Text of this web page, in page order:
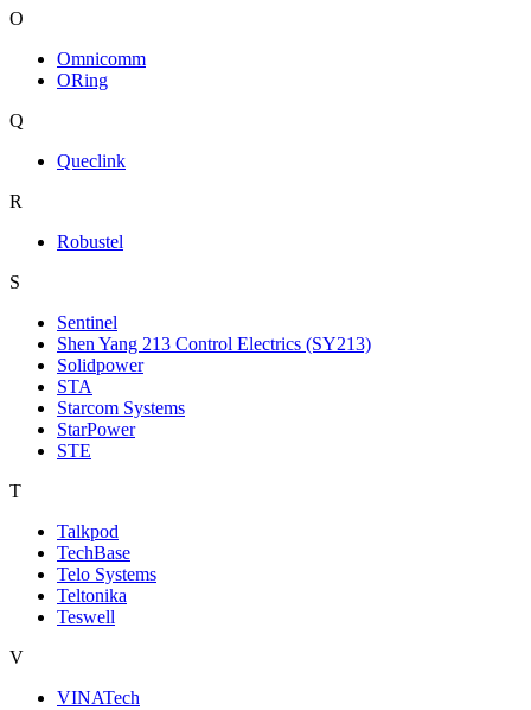
O
Omnicomm
ORing
Q
Queclink
R
Robustel
S
Sentinel
Shen Yang 213 Control Electrics (SY213)
Solidpower
STA
Starcom Systems
StarPower
STE
T
Talkpod
TechBase
Telo Systems
Teltonika
Teswell
V
VINATech